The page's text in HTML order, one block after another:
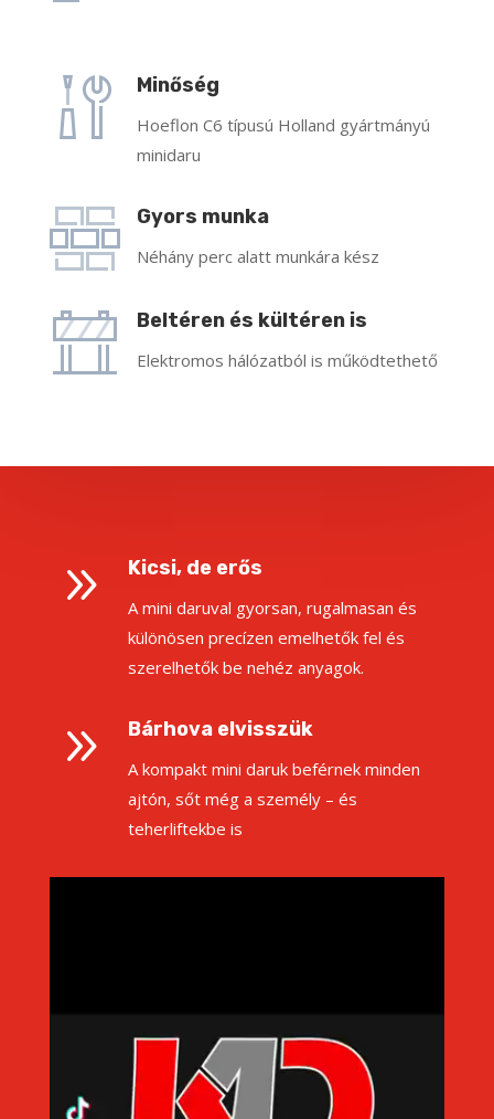
Minőség
Hoeflon C6 típusú Holland gyártmányú
minidaru
Gyors munka
Néhány perc alatt munkára kész
Beltéren és kültéren is
Elektromos hálózatból is működtethető
9 Kicsi, de erős
A mini daruval gyorsan, rugalmasan és
különösen precízen emelhetők fel és
szerelhetők be nehéz anyagok.
9 Bárhova elvisszük
A kompakt mini daruk beférnek minden
ajtón, sőt még a személy – és
teherliftekbe is